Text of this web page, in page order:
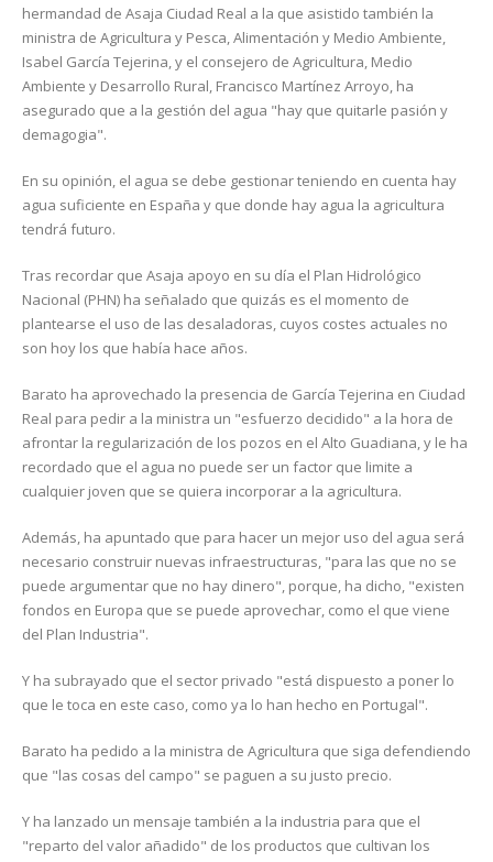
hermandad de Asaja Ciudad Real a la que asistido también la
ministra de Agricultura y Pesca, Alimentación y Medio Ambiente,
Isabel García Tejerina, y el consejero de Agricultura, Medio
Ambiente y Desarrollo Rural, Francisco Martínez Arroyo, ha
asegurado que a la gestión del agua "hay que quitarle pasión y
demagogia".
En su opinión, el agua se debe gestionar teniendo en cuenta hay
agua suficiente en España y que donde hay agua la agricultura
tendrá futuro.
Tras recordar que Asaja apoyo en su día el Plan Hidrológico
Nacional (PHN) ha señalado que quizás es el momento de
plantearse el uso de las desaladoras, cuyos costes actuales no
son hoy los que había hace años.
Barato ha aprovechado la presencia de García Tejerina en Ciudad
Real para pedir a la ministra un "esfuerzo decidido" a la hora de
afrontar la regularización de los pozos en el Alto Guadiana, y le ha
recordado que el agua no puede ser un factor que limite a
cualquier joven que se quiera incorporar a la agricultura.
Además, ha apuntado que para hacer un mejor uso del agua será
necesario construir nuevas infraestructuras, "para las que no se
puede argumentar que no hay dinero", porque, ha dicho, "existen
fondos en Europa que se puede aprovechar, como el que viene
del Plan Industria".
Y ha subrayado que el sector privado "está dispuesto a poner lo
que le toca en este caso, como ya lo han hecho en Portugal".
Barato ha pedido a la ministra de Agricultura que siga defendiendo
que "las cosas del campo" se paguen a su justo precio.
Y ha lanzado un mensaje también a la industria para que el
"reparto del valor añadido" de los productos que cultivan los